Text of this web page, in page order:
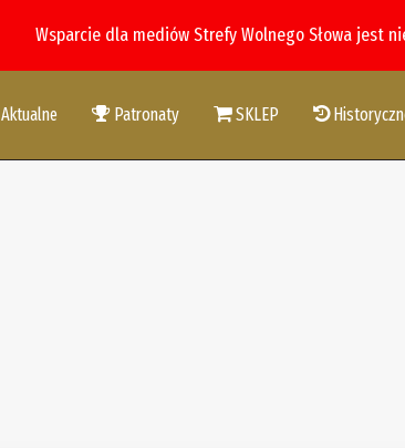
Wsparcie dla mediów Strefy Wolnego Słowa jest
Aktualne Patronaty SKLEP